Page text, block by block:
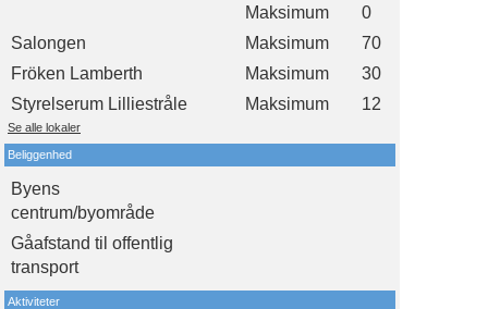
Maksimum
0
Salongen
Maksimum
70
Fröken Lamberth
Maksimum
30
Styrelserum Lilliestråle
Maksimum 12
Se alle lokaler
Beliggenhed
Byens
centrum/byområde
Gåafstand til offentlig
transport
Aktiviteter